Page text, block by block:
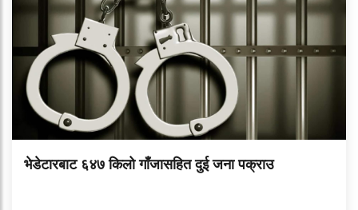
भेडेटारबाट ६४७ किलो गाँजासहित दुई जना पक्राउ